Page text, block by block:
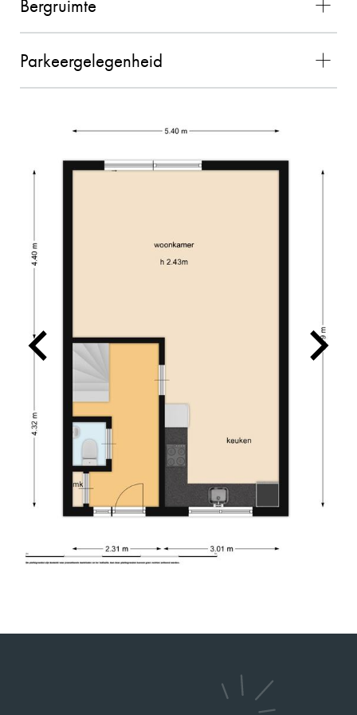
Bergruimte
Parkeergelegenheid
MEVROUW MEULENDIJKS
verliep geweldig! We hebben ervaren dat
belangrijk vindt en dat hij aan de slag gaat met
10 TINO SPRANGERS
Charles heeft ons uitstekend geholpen bij de
verkoop van onze woning. Hij is een prettige
persoon en heeft goed geluisterd naar onze
wensen in relatie tot de actuele huizenmarkt. De
verkoop verliep voorspoedig. Wij bevelen zijn
dienstverlening van harte aan.
2026-05-13
Charles heeft ons geholpen met de verkoop van
verliep vlot en hij is erg betrokken.
Hij is een hele aardige man en heeft veel kennis.